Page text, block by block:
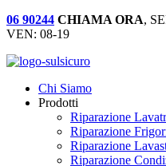
06 90244 CHIAMA ORA,
VEN: 08-19
Chi Siamo
Prodotti
Riparazione
Riparazione
Riparazione
Riparazione